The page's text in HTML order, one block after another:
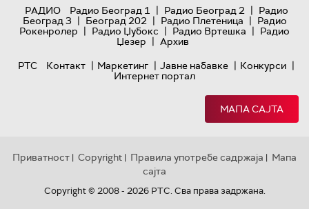
РАДИО
Радио Београд 1 | Радио Београд 2 | Радио
Београд 3 | Београд 202 | Радио Плетеница | Радио
Рокенролер | Радио Џубокс | Радио Вртешка | Радио
Џезер | Архив
РТС
Контакт | Маркетинг | Јавне набавке | Конкурси |
Интернет портал
МАПА САЈТА
Приватност | Copyright | Правила употребе садржаја | Мапа
сајта
Copyright © 2008 - 2026 РТС. Сва права задржана.